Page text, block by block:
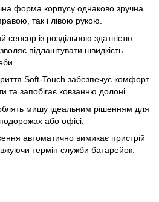
форма корпусу однаково зручна
так і лівою рукою.
сенсор із роздільною здатністю
підлаштувати швидкість
Soft-Touch забезпечує комфорт
та запобігає ковзанню долоні.
мишу ідеальним рішенням для
або офісі.
автоматично вимикає пристрій
термін служби батарейок.